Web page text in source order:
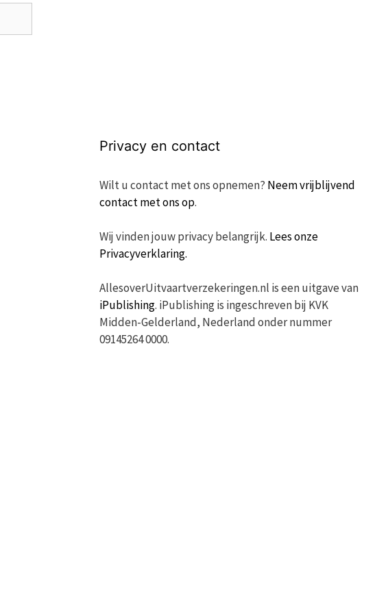
Privacy en contact
Wilt u contact met ons opnemen? Neem vrijblijvend
contact met ons op.
Wij vinden jouw privacy belangrijk. Lees onze
Privacyverklaring.
AllesoverUitvaartverzekeringen.nl is een uitgave van
iPublishing. iPublishing is ingeschreven bij KVK
Midden-Gelderland, Nederland onder nummer
09145264 0000.